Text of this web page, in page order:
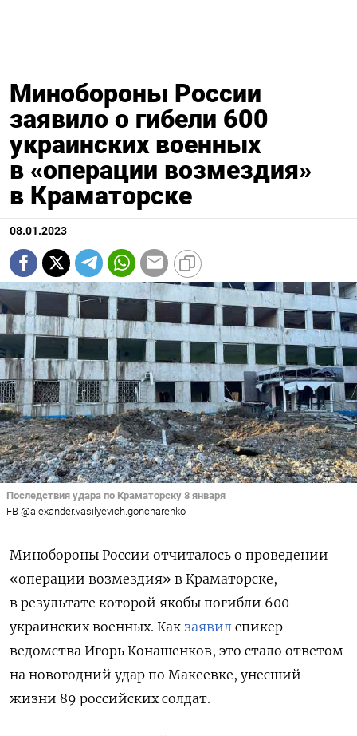
Минобороны России
заявило о гибели 600
украинских военных
в «операции возмездия»
в Краматорске
08.01.2023
Последствия удара по Краматорску 8 января
FB @alexander.vasilyevich.goncharenko
Минобороны России отчиталось о проведении
«операции возмездия» в Краматорске,
в результате которой якобы погибли 600
украинских военных. Как заявил спикер
ведомства Игорь Конашенков, это стало ответом
на новогодний удар по Макеевке, унесший
жизни 89 российских солдат.